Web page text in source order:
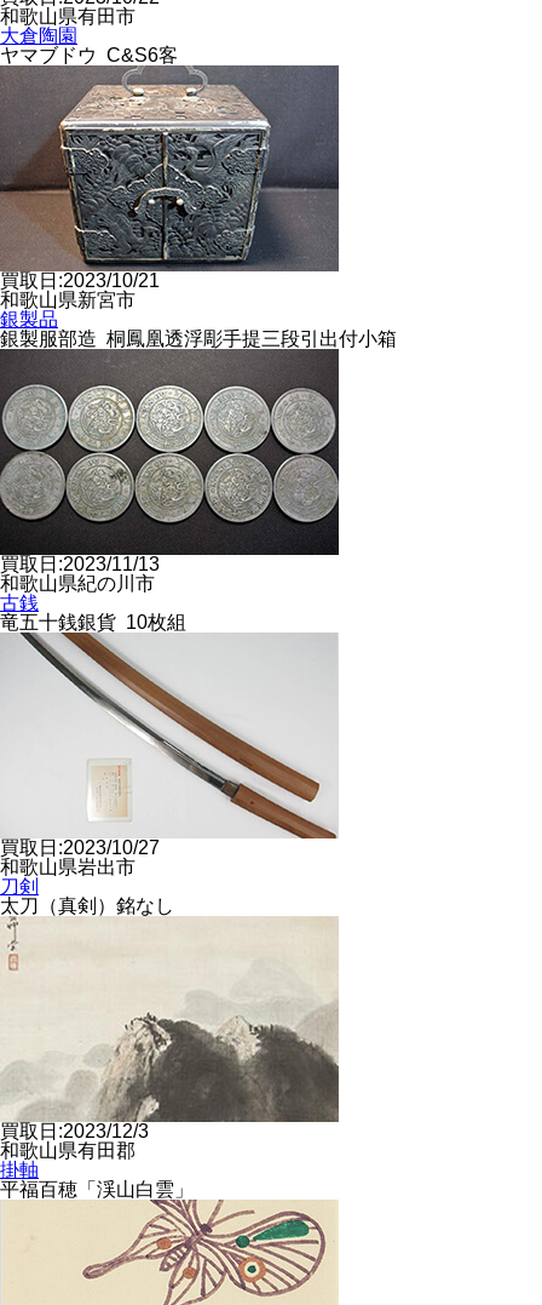
和歌山県有田市
大倉陶園
ヤマブドウ C&S6客
買取日:2023/10/21
和歌山県新宮市
銀製品
銀製服部造 桐鳳凰透浮彫手提三段引出付小箱
買取日:2023/11/13
和歌山県紀の川市
古銭
竜五十銭銀貨 10枚組
買取日:2023/10/27
和歌山県岩出市
刀剣
太刀（真剣）銘なし
買取日:2023/12/3
和歌山県有田郡
掛軸
平福百穂「渓山白雲」